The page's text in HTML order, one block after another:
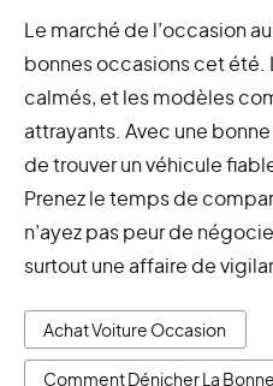
Le marché de l’occasion
bonnes occasions cet été.
calmés, et les modèles
attrayants. Avec une
de trouver un véhicule
Prenez le temps de
n’ayez pas peur de
surtout une affaire de
Achat Voiture Occasion
Comment Dénicher La